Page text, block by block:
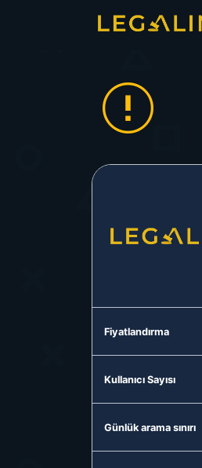
Fiyatlandırma
Kullanıcı Sayısı
Günlük arama sınırı